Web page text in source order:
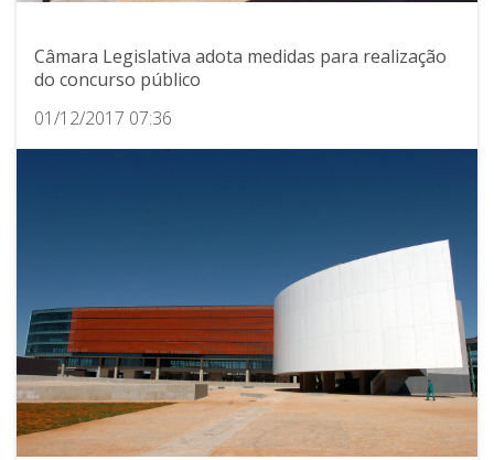
Câmara Legislativa adota medidas para realização
do concurso público
01/12/2017 07:36